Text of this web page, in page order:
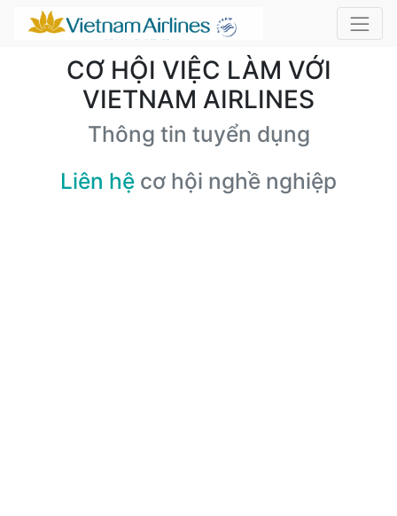
CƠ HỘI VIỆC LÀM VỚI
VIETNAM AIRLINES
Thông tin tuyển dụng
Liên hệ cơ hội nghề nghiệp